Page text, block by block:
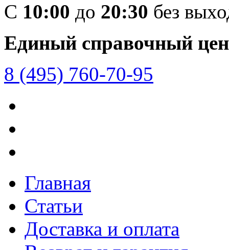
C 10:00 до 20:30 без
Единый справочный
8 (495) 760-70-95
Главная
Статьи
Доставка и оплата